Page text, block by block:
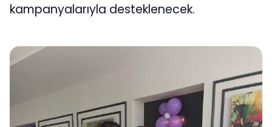
kampanyalarıyla desteklenecek.